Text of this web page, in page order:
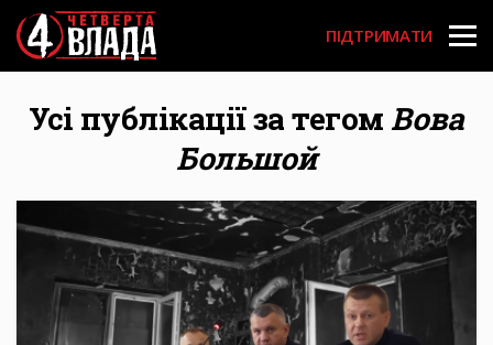
Перейти
до
основного
вмісту
User
account
menu
ПІДТРИМАТИ
Усі публікації за тегомВова
Большой